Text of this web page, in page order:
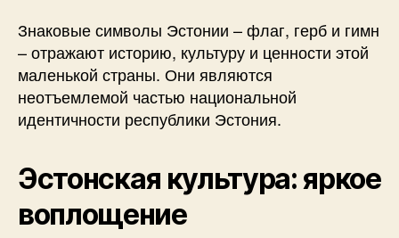
Знаковые символы Эстонии – флаг, герб и гимн
– отражают историю, культуру и ценности этой
маленькой страны. Они являются
неотъемлемой частью национальной
идентичности республики Эстония.
Эстонская культура: яркое
воплощение